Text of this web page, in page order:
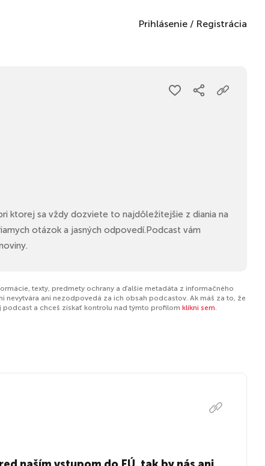
Prihlásenie / Registrácia
ktorej sa vždy dozviete to najdôležitejšie z diania na
otázok a jasných odpovedí.​ Podcast vám
texty, predmety ochrany a ďalšie metadáta z informačného
nevytvára ani nezodpovedá za ich obsah podcastov. Ak máš za to, že
podcast a chceš získať kontrolu nad týmto profilom klikni sem.